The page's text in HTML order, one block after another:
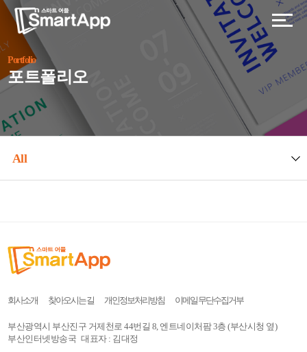
Portfolio
포트폴리오
All
회사소개 찾아오시는 길 개인정보처리방침 이메일 무단수집거부
부산광역시 부산진구 거제천로 44번길 8, 엔트네이처팜 3층 (부산시청 옆)
부산인터넷방송국 대표자 : 김대정